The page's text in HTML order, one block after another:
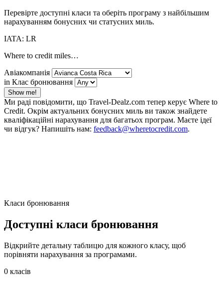
Перевірте доступні класи та оберіть програму з найбільшим
нарахуванням бонусних чи статусних миль.
IATA: LR
Where to credit miles…
Авіакомпанія
in Клас бронювання
Show me!
Ми раді повідомити, що Travel-Dealz.com тепер керує Where to
Credit. Окрім актуальних бонусних миль ви також знайдете
кваліфікаційні нарахування для багатьох програм. Маєте ідеї
чи відгук? Напишіть нам: feedback@wheretocredit.com.
Класи бронювання
Доступні класи бронювання
Відкрийте детальну таблицю для кожного класу, щоб
порівняти нарахування за програмами.
0 класів